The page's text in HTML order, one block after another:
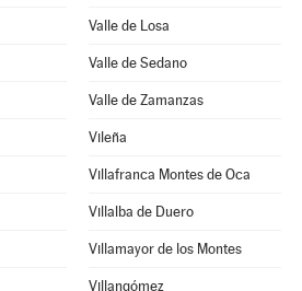
Valle de Losa
Valle de Sedano
Valle de Zamanzas
Vileña
Villafranca Montes de Oca
Villalba de Duero
Villamayor de los Montes
Villangómez